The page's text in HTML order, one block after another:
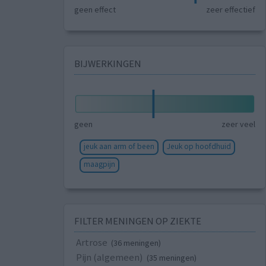
geen effect zeer effectief
BIJWERKINGEN
geen zeer veel
jeuk aan arm of been
Jeuk op hoofdhuid
maagpijn
FILTER MENINGEN OP ZIEKTE
Artrose (36 meningen)
Pijn (algemeen) (35 meningen)